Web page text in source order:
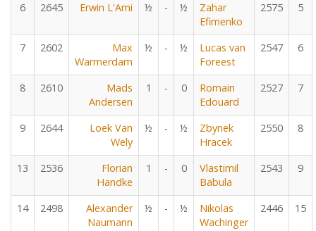
6 2645 Erwin L'Ami ½ - ½
Zahar
Efimenko
2575 5
7 2602
Max
Warmerdam
½ - ½
Lucas van
Foreest
2547 6
8 2610
Mads
Andersen
1 - 0
Romain
Edouard
2527 7
9 2644
Loek Van
Wely
½ - ½
Zbynek
Hracek
2550 8
13 2536
Florian
Handke
1 - 0
Vlastimil
Babula
2543 9
14 2498
Alexander
Naumann
½ - ½
Nikolas
Wachinger
2446 15